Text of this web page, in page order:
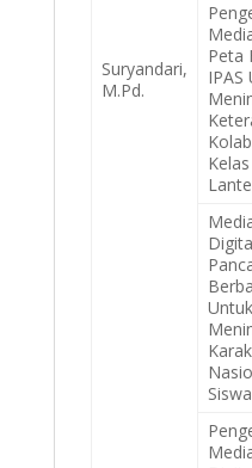
Suryandari,
M.Pd.
Peta
IPAS
Untuk